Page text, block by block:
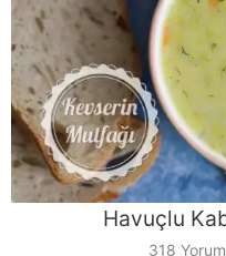
Havuçlu
318 Yorum